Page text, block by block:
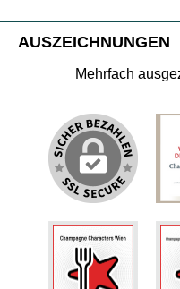
AUSZEICHNUNGEN
Mehrfach